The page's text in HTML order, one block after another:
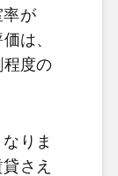
率が
は、
程度の
りま
さえ